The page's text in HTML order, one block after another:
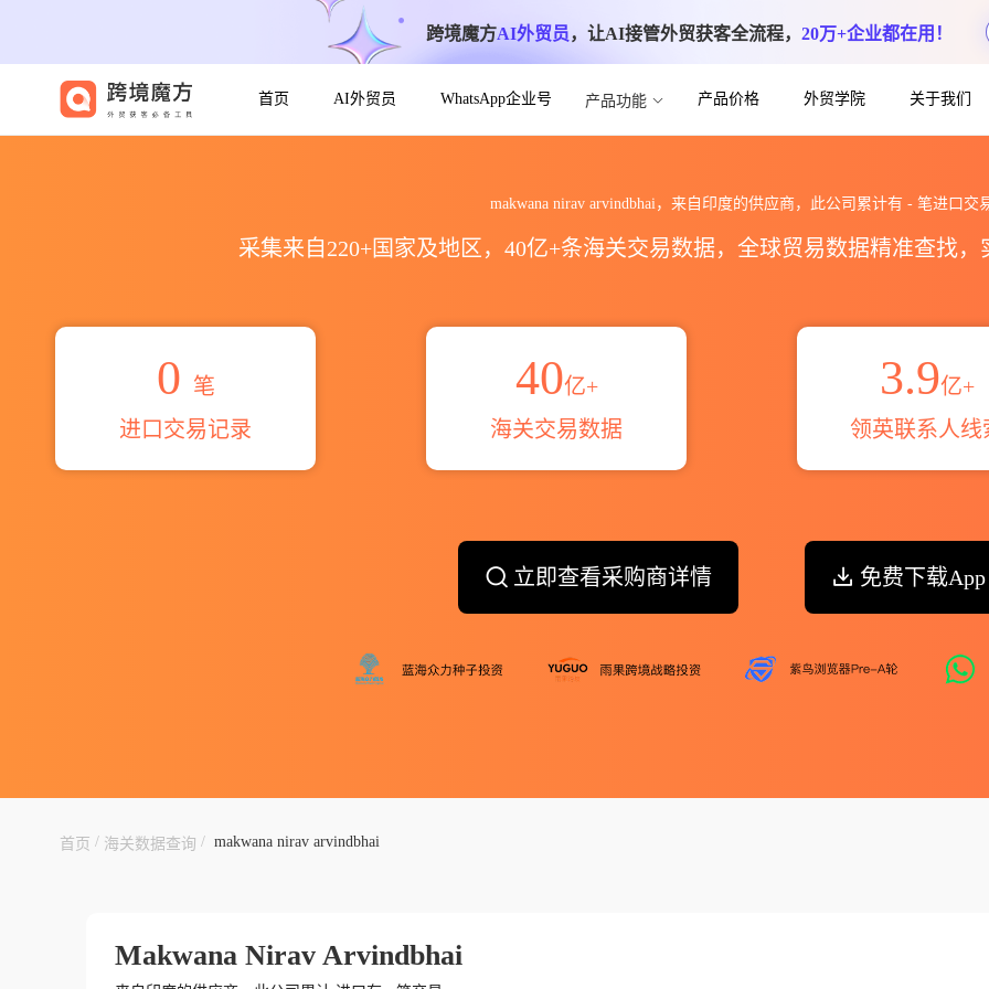
跨境魔方AI外贸员，让AI接管外贸获客全流程， 20万+企业都在用！
首页 AI外贸员 WhatsApp企业号 产品功能 产品价格 外贸学院 关于我们
makwana nirav arvindbhai，来自印度的供应商，此公司累计有 -笔进口交
采集来自220+国家及地区，40亿+条海关交易数据，全球贸易数据精准查找
0 笔
进口交易记录
40亿+
海关交易数据
3.9亿+
领英联系人线
立即查看采购商详情 免费下载App
首页 / 海关数据查询 / makwana nirav arvindbhai
Makwana Nirav Arvindbhai